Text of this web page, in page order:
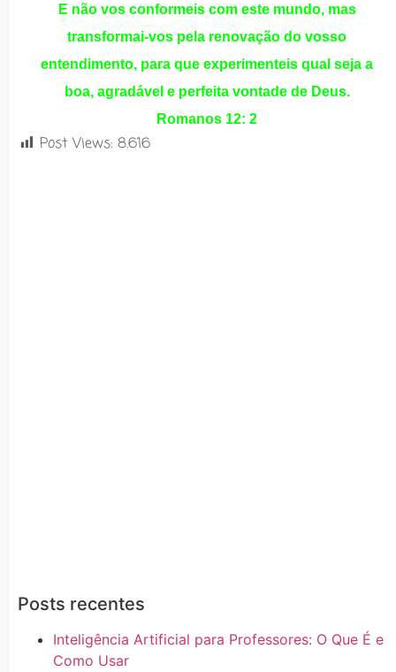
E não vos conformeis com este mundo, mas
transformai-vos pela renovação do vosso
entendimento, para que experimenteis qual seja a
boa, agradável e perfeita vontade de Deus.
Romanos 12: 2
Post Views: 8.616
Posts recentes
Inteligência Artificial para Professores: O Que É e
Como Usar